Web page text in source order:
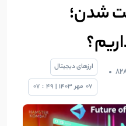
شدن؛
ارزهای دیجیتال
07 مهر 1403
|
49
:
07